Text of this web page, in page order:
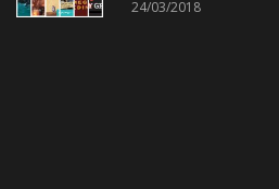
24/03/2018